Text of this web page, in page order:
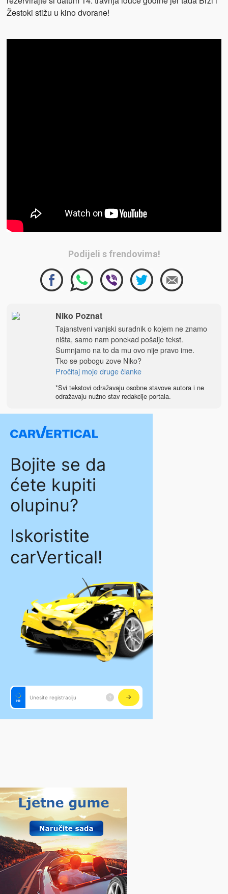
Žestoki stižu u kino dvorane!
Podijeli s frendovima!
Niko Poznat
Tajanstveni vanjski suradnik o kojem ne znamo
ništa, samo nam ponekad pošalje tekst.
Sumnjamo na to da mu ovo nije pravo ime.
Tko se pobogu zove Niko?
Pročitaj moje druge članke
*Svi tekstovi odražavaju osobne stavove autora i ne
odražavaju nužno stav redakcije portala.